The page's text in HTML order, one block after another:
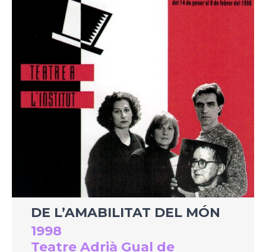
DE L’AMABILITAT DEL MÓN
1998
Teatre Adrià Gual de